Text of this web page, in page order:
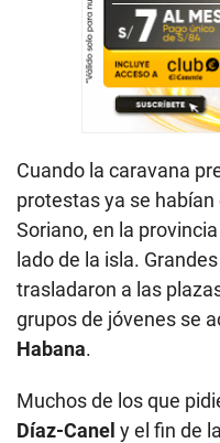
Cuando la caravana
protestas ya se
Soriano, en la
lado de la isla.
trasladaron a las
grupos de jóvenes se
Habana.
Muchos de los que
Díaz-Canel y el fin de la